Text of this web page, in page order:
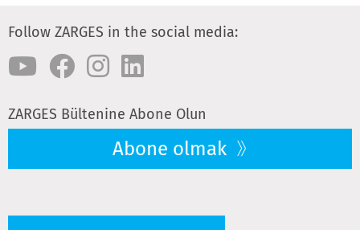
Follow ZARGES in the social media:
ZARGES Bültenine Abone Olun
Abone olmak